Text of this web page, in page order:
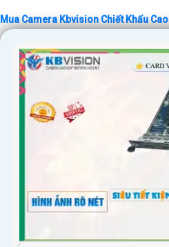
Mua Camera Kbvision Chiết Khấu Cao